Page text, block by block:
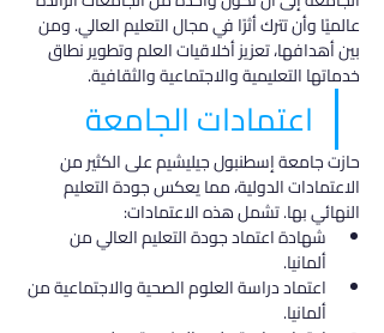
عالميًا وأن تترك أثرًا في مجال التعليم العالي. ومن
بين أهدافها، تعزيز أخلاقيات العلم وتطوير نطاق
خدماتها التعليمية والاجتماعية والثقافية.
اعتمادات الجامعة
حازت جامعة إسطنبول جيليشيم على الكثير من
الاعتمادات الدولية، مما يعكس جودة التعليم
النهائي بها. تشمل هذه الاعتمادات:
شهادة اعتماد جودة التعليم العالي من
ألمانيا.
اعتماد دراسة العلوم الصحية والاجتماعية من
ألمانيا.